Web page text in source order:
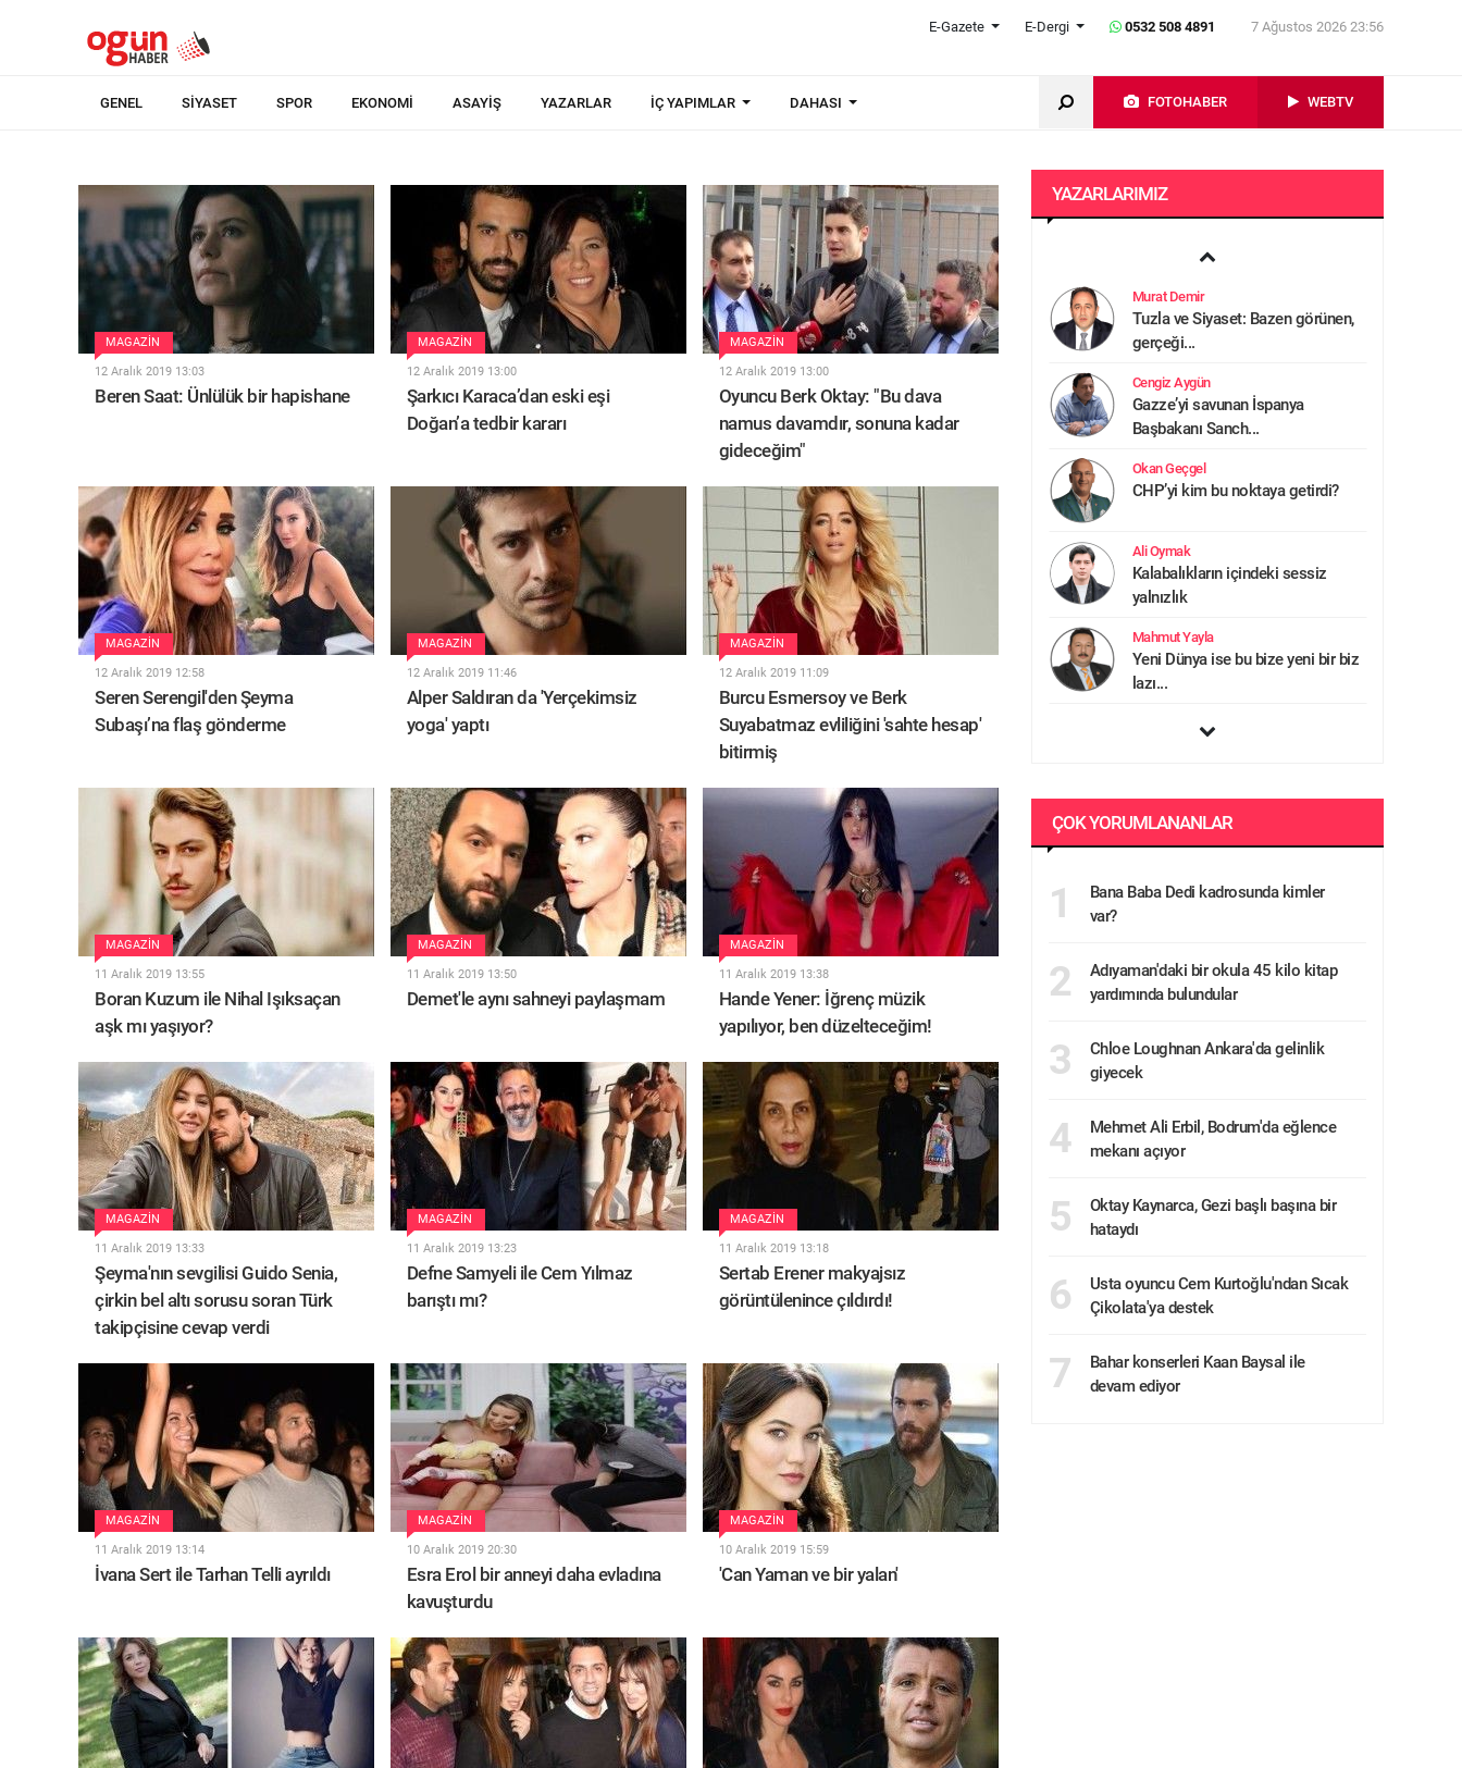
E-Gazete E-Dergi 0532 508 4891 7 Ağustos 2026 23:56
GENEL SIYASET SPOR EKONOMI ASAYIŞ YAZARLAR İÇ YAPIMLAR DAHASI FOTOHABER WEBTV
MAGAZIN
12 Aralık 2019 13:03
Beren Saat: Ünlülük bir hapishane
MAGAZIN
12 Aralık 2019 13:00
Şarkıcı Karaca’dan eski eşi
Doğan’a tedbir kararı
MAGAZIN
12 Aralık 2019 13:00
Oyuncu Berk Oktay: "Bu dava
namus davamdır, sonuna kadar
gideceğim"
MAGAZIN
12 Aralık 2019 12:58
Seren Serengil'den Şeyma
Subaşı’na flaş gönderme
MAGAZIN
12 Aralık 2019 11:46
Alper Saldıran da 'Yerçekimsiz
yoga' yaptı
MAGAZIN
12 Aralık 2019 11:09
Burcu Esmersoy ve Berk
Suyabatmaz evliliğini 'sahte hesap'
bitirmiş
MAGAZIN
11 Aralık 2019 13:55
Boran Kuzum ile Nihal Işıksaçan
aşk mı yaşıyor?
MAGAZIN
11 Aralık 2019 13:50
Demet'le aynı sahneyi paylaşmam
MAGAZIN
11 Aralık 2019 13:38
Hande Yener: İğrenç müzik
yapılıyor, ben düzelteceğim!
MAGAZIN
11 Aralık 2019 13:33
Şeyma'nın sevgilisi Guido Senia,
çirkin bel altı sorusu soran Türk
takipçisine cevap verdi
MAGAZIN
11 Aralık 2019 13:23
Defne Samyeli ile Cem Yılmaz
barıştı mı?
MAGAZIN
11 Aralık 2019 13:18
Sertab Erener makyajsız
görüntülenince çıldırdı!
MAGAZIN
11 Aralık 2019 13:14
İvana Sert ile Tarhan Telli ayrıldı
MAGAZIN
10 Aralık 2019 20:30
Esra Erol bir anneyi daha evladına
kavuşturdu
MAGAZIN
10 Aralık 2019 15:59
'Can Yaman ve bir yalan'
YAZARLARIMIZ
Erkan Yılmaz
Murat Demir
Tuzla ve Siyaset: Bazen görünen,
gerçeği...
Cengiz Aygün
Gazze’yi savunan İspanya
Başbakanı Sanch...
Okan Geçgel
CHP’yi kim bu noktaya getirdi?
Ali Oymak
Kalabalıkların içindeki sessiz
yalnızlık
Mahmut Yayla
Yeni Dünya ise bu bize yeni bir biz
lazı...
Görünmeyen acı: Türkmen
Mehmet Konuk
Prof. Dr. Şafak Çomaklı
Beşinci kol faaliyetinde kadının
Ömer Faruk Doğan
Ecem Kara
Belkıs Erden Tuncay
ve Ef...
Şehzade Orhan Osmanoğlu
ÇOK YORUMLANANLAR
1
Bana Baba Dedi kadrosunda kimler
var?
2
Adıyaman'daki bir okula 45 kilo kitap
yardımında bulundular
3
Chloe Loughnan Ankara'da gelinlik
giyecek
4
Mehmet Ali Erbil, Bodrum'da eğlence
mekanı açıyor
5
Oktay Kaynarca, Gezi başlı başına bir
hataydı
6
Usta oyuncu Cem Kurtoğlu'ndan Sıcak
Çikolata'ya destek
7
Bahar konserleri Kaan Baysal ile
devam ediyor